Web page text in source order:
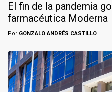
El fin de la pandemia
farmacéutica Moderna
Por GONZALO ANDRÉS CASTILLO